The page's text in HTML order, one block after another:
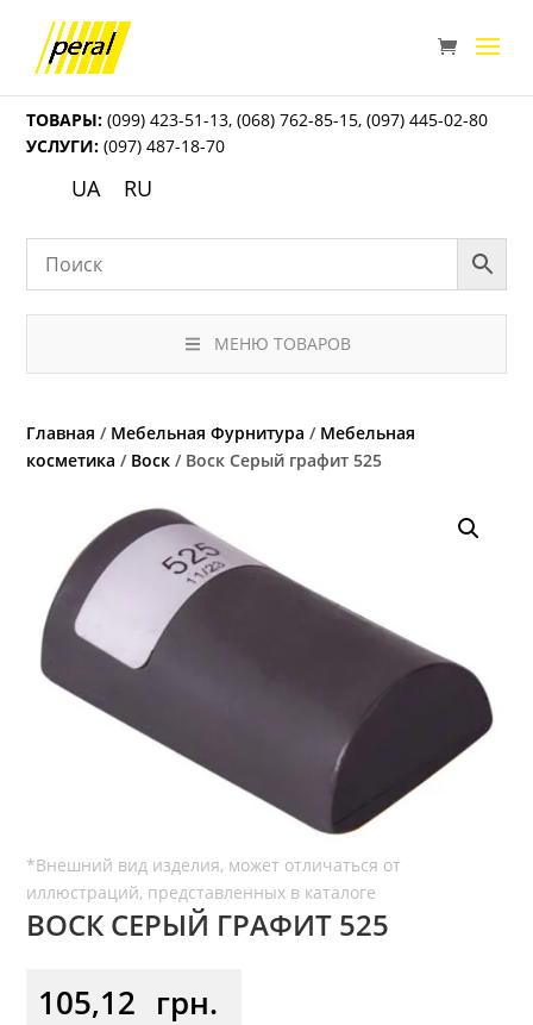
ТОВАРЫ: (099) 423-51-13,(068) 762-85-15,(097) 445-02-80
УСЛУГИ: (097) 487-18-70
UA RU
МЕНЮ ТОВАРОВ
Главная / Мебельная Фурнитура / Мебельная
косметика / Воск / Воск Серый графит 525
ВОСК СЕРЫЙ ГРАФИТ 525
105,12 грн.